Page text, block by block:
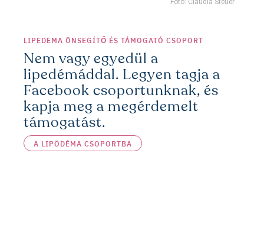
LIPEDEMA ÖNSEGÍTŐ ÉS TÁMOGATÓ CSOPORT
Nem vagy egyedül a
lipedémáddal. Legyen tagja a
Facebook csoportunknak, és
kapja meg a megérdemelt
támogatást.
A LIPÖDÉMA CSOPORTBA